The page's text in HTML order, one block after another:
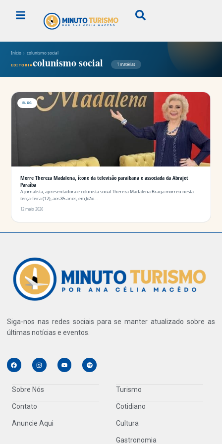
Início › colunismo social
EDITORIAcolunismo social 1 matérias
BLOG
Morre Thereza Madalena, ícone da televisão paraibana e associada da Abrajet
Paraíba
A jornalista, apresentadora e colunista social Thereza Madalena Braga morreu nesta
terça-feira (12), aos 85 anos, em João…
12 maio 2026
Siga-nos nas redes sociais para se manter atualizado sobre as
últimas notícias e eventos.
Sobre Nós
Contato
Anuncie Aqui
Turismo
Cotidiano
Cultura
Gastronomia